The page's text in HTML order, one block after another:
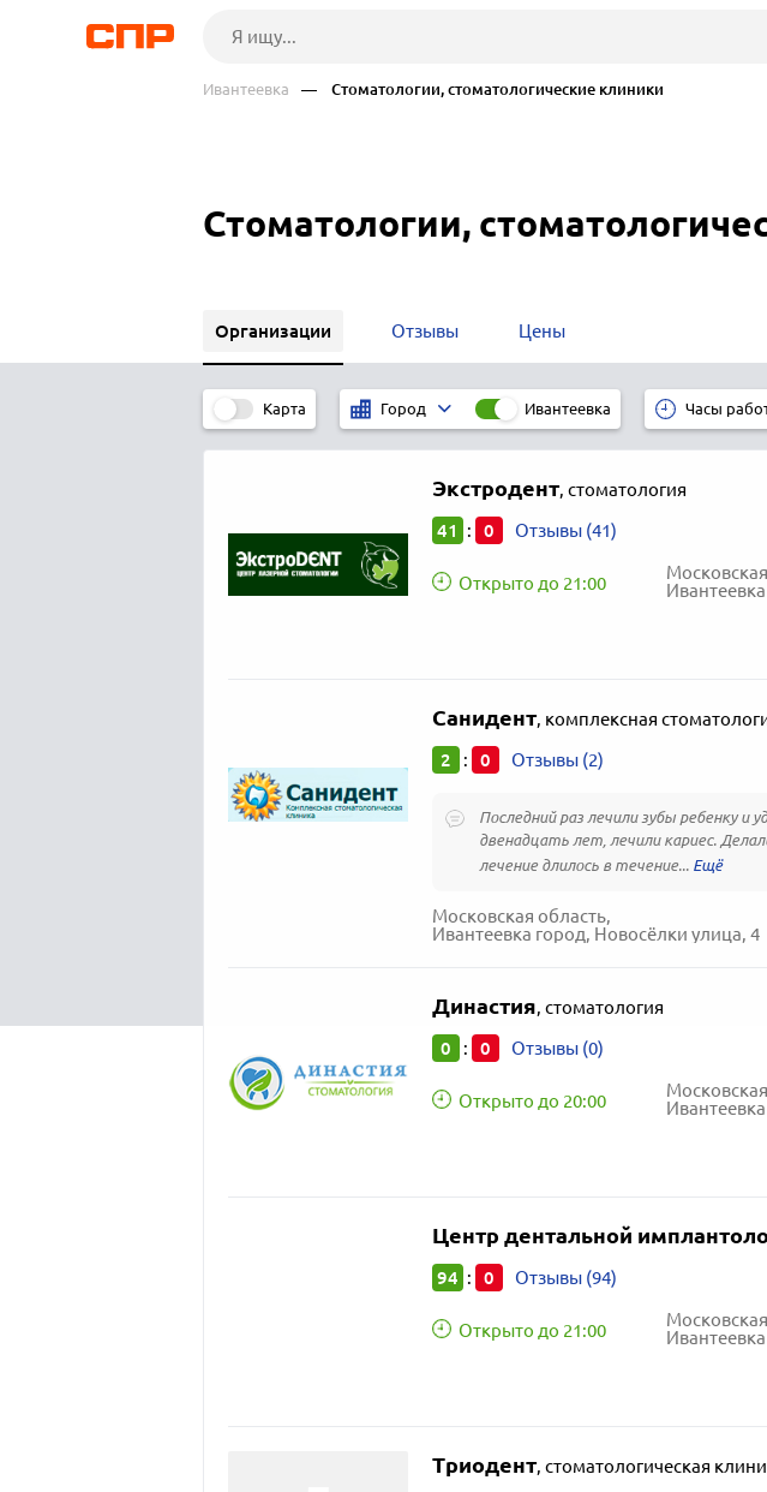
Ивантеевка — Стоматологии, стоматологические клиники
Стоматологии,
Организации Отзывы Цены
Карта Город Ивантеевка Часы
Экстродент, стоматология
41 : 0 Отзывы (41)
Открыто до 21:00
Санидент, комплексная
2 : 0 Отзывы (2)
Последний раз лечили зубы ребенку и
двенадцать лет, лечили кариес.
лечение длилось в течение...
Московская область,
Ивантеевка город, Новосёлки улица, 4
Династия, стоматология
0 : 0 Отзывы (0)
Открыто до 20:00
Центр дентальной
94 : 0 Отзывы (94)
Открыто до 21:00
Триодент, стоматологическая